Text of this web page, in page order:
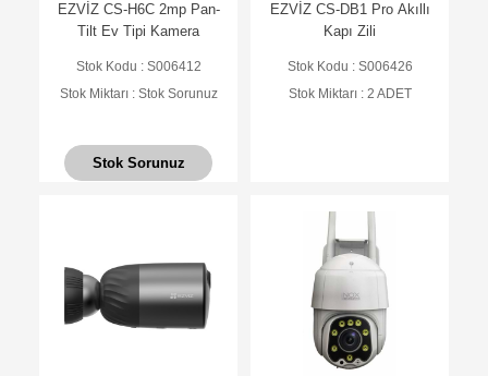
EZVİZ CS-H6C 2mp Pan-
Tilt Ev Tipi Kamera
Stok Kodu : S006412
Stok Miktarı : Stok Sorunuz
Stok Sorunuz
EZVİZ CS-DB1 Pro Akıllı
Kapı Zili
Stok Kodu : S006426
Stok Miktarı : 2 ADET